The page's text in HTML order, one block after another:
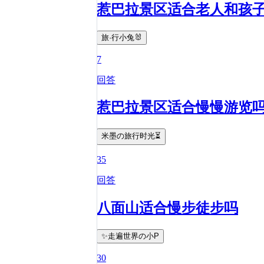
惹巴拉景区适合老人和孩
旅·行小兔🐰
7
回答
惹巴拉景区适合慢慢游览
米墨の旅行时光⏳
35
回答
八面山适合慢步徒步吗
✨走遍世界の小P
30